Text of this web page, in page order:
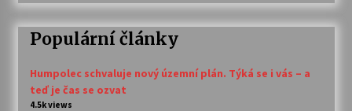
Populární články
Humpolec schvaluje nový územní plán. Týká se i vás – a
teď je čas se ozvat
4.5k views